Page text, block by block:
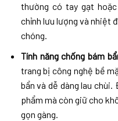
thường có tay gạt
chỉnh lưu lượng và nhiệt
chóng.
Tính năng chống bám
trang bị công nghệ bề
bẩn và dễ dàng lau
phẩm mà còn giữ cho
gọn gàng.